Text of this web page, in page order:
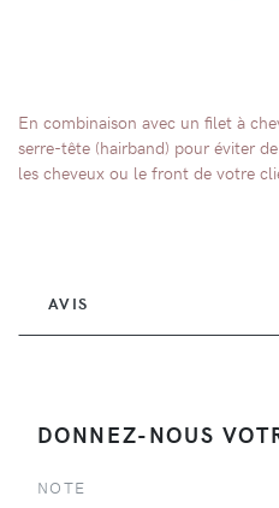
En combinaison avec un filet à
serre-tête (hairband) pour éviter
les cheveux ou le front de votre
AVIS
DONNEZ-NOUS
NOTE